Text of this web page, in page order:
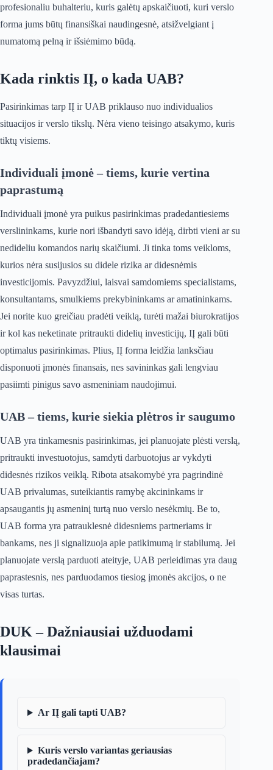
profesionaliu buhalteriu, kuris galėtų apskaičiuoti, kuri verslo
forma jums būtų finansiškai naudingesnė, atsižvelgiant į
numatomą pelną ir išsiėmimo būdą.
Kada rinktis IĮ, o kada UAB?
Pasirinkimas tarp IĮ ir UAB priklauso nuo individualios
situacijos ir verslo tikslų. Nėra vieno teisingo atsakymo, kuris
tiktų visiems.
Individuali įmonė – tiems, kurie vertina
paprastumą
Individuali įmonė yra puikus pasirinkimas pradedantiesiems
verslininkams, kurie nori išbandyti savo idėją, dirbti vieni ar su
nedideliu komandos narių skaičiumi. Ji tinka toms veikloms,
kurios nėra susijusios su didele rizika ar didesnėmis
investicijomis. Pavyzdžiui, laisvai samdomiems specialistams,
konsultantams, smulkiems prekybininkams ar amatininkams.
Jei norite kuo greičiau pradėti veiklą, turėti mažai biurokratijos
ir kol kas neketinate pritraukti didelių investicijų, IĮ gali būti
optimalus pasirinkimas. Plius, IĮ forma leidžia lanksčiau
disponuoti įmonės finansais, nes savininkas gali lengviau
pasiimti pinigus savo asmeniniam naudojimui.
UAB – tiems, kurie siekia plėtros ir saugumo
UAB yra tinkamesnis pasirinkimas, jei planuojate plėsti verslą,
pritraukti investuotojus, samdyti darbuotojus ar vykdyti
didesnės rizikos veiklą. Ribota atsakomybė yra pagrindinė
UAB privalumas, suteikiantis ramybę akcininkams ir
apsaugantis jų asmeninį turtą nuo verslo nesėkmių. Be to,
UAB forma yra patrauklesnė didesniems partneriams ir
bankams, nes ji signalizuoja apie patikimumą ir stabilumą. Jei
planuojate verslą parduoti ateityje, UAB perleidimas yra daug
paprastesnis, nes parduodamos tiesiog įmonės akcijos, o ne
visas turtas.
DUK – Dažniausiai užduodami
klausimai
Ar IĮ gali tapti UAB?
Kuris verslo variantas geriausias
pradedančiajam?